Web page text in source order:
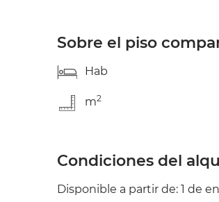
Sobre el piso
Hab
m2
Condiciones del
Disponible a partir de: 1 de